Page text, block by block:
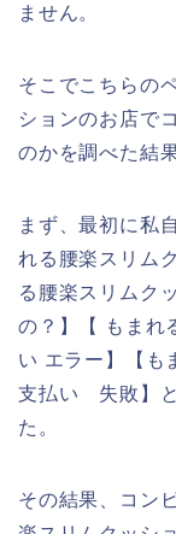
ません。
そこでこちらの
ションのお店で
のかを調べた結
まず、最初に私
れる腰楽スリム
る腰楽スリムク
の？】【 もまれ
い エラー】【も
支払い 失敗】と
た。
その結果、コン